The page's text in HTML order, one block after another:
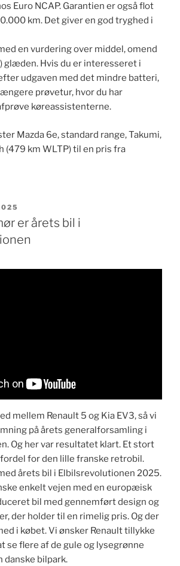
Euro NCAP. Garantien er også flot
km. Det giver en god tryghed i
en vurdering over middel, omend
glæden. Hvis du er interesseret i
udgaven med det mindre batteri,
prøvetur, hvor du har
køreassiste​nterne.
Mazda 6e, standard range, Takumi,
(479 km WLTP) til en pris fra
er årets bil i
mellem Renault 5 og Kia EV3, så vi
på årets generalforsamling i
Og her var resultatet klart. Et stort
for den lille franske retrobil.
årets bil i Elbilsrevolutionen 2025.
enkelt vejen med en europæisk
bil med gennemført design og
der holder til en rimelig pris. Og der
i købet. Vi ønsker Renault tillykke
se flere af de gule og lysegrønne
danske bilpark.